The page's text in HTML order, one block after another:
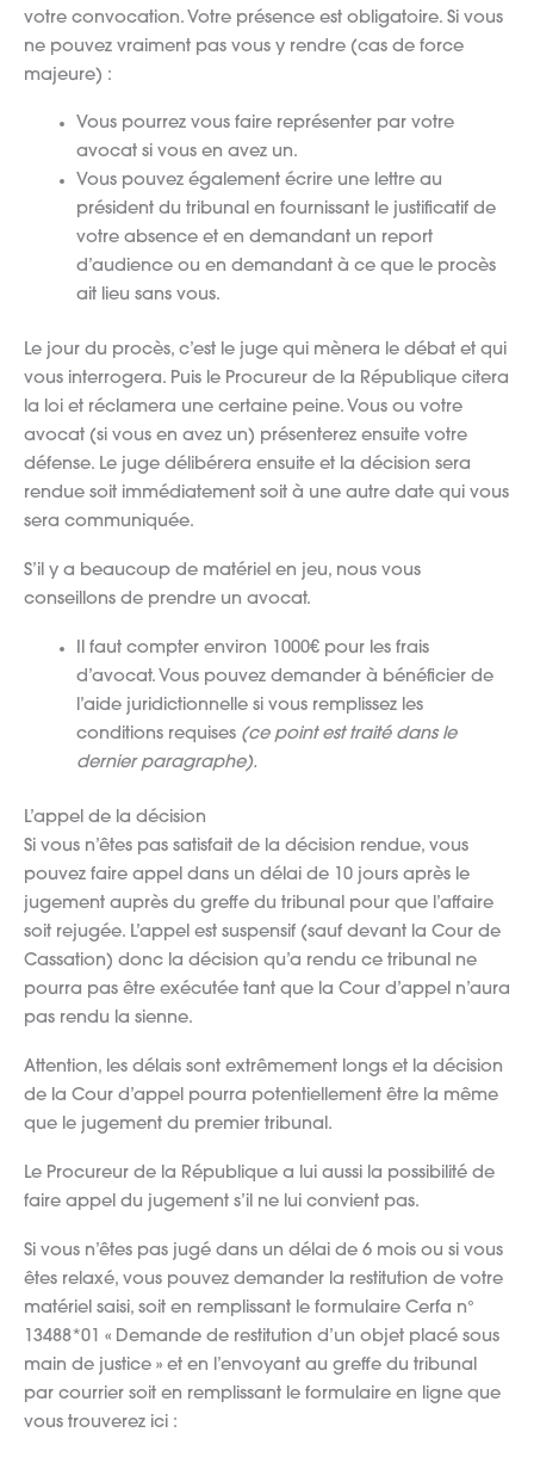
votre convocation. Votre présence est obligatoire. Si vous
ne pouvez vraiment pas vous y rendre (cas de force
majeure) :
Vous pourrez vous faire représenter par votre
avocat si vous en avez un.
Vous pouvez également écrire une lettre au
président du tribunal en fournissant le justificatif de
votre absence et en demandant un report
d’audience ou en demandant à ce que le procès
ait lieu sans vous.
Le jour du procès, c’est le juge qui mènera le débat et qui
vous interrogera. Puis le Procureur de la République citera
la loi et réclamera une certaine peine. Vous ou votre
avocat (si vous en avez un) présenterez ensuite votre
défense. Le juge délibérera ensuite et la décision sera
rendue soit immédiatement soit à une autre date qui vous
sera communiquée.
S’il y a beaucoup de matériel en jeu, nous vous
conseillons de prendre un avocat.
Il faut compter environ 1000€ pour les frais
d’avocat. Vous pouvez demander à bénéficier de
l’aide juridictionnelle si vous remplissez les
conditions requises (ce point est traité dans le
dernier paragraphe).
L’appel de la décision
Si vous n’êtes pas satisfait de la décision rendue, vous
pouvez faire appel dans un délai de 10 jours après le
jugement auprès du greffe du tribunal pour que l’affaire
soit rejugée. L’appel est suspensif (sauf devant la Cour de
Cassation) donc la décision qu’a rendu ce tribunal ne
pourra pas être exécutée tant que la Cour d’appel n’aura
pas rendu la sienne.
Attention, les délais sont extrêmement longs et la décision
de la Cour d’appel pourra potentiellement être la même
que le jugement du premier tribunal.
Le Procureur de la République a lui aussi la possibilité de
faire appel du jugement s’il ne lui convient pas.
Si vous n’êtes pas jugé dans un délai de 6 mois ou si vous
êtes relaxé, vous pouvez demander la restitution de votre
matériel saisi, soit en remplissant le formulaire Cerfa n°
13488*01 « Demande de restitution d’un objet placé sous
main de justice » et en l’envoyant au greffe du tribunal
par courrier soit en remplissant le formulaire en ligne que
vous trouverez ici :